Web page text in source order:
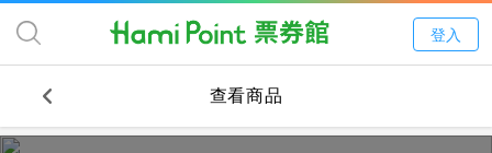
登入
查看商品